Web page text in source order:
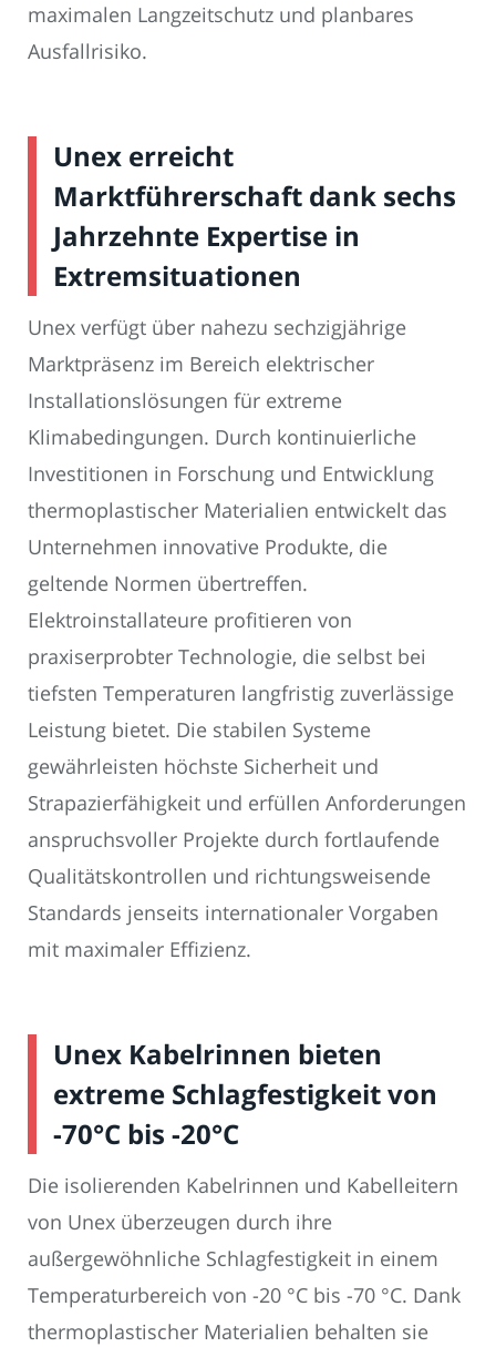
maximalen Langzeitschutz und planbares
Ausfallrisiko.
Unex erreicht
Marktführerschaft dank sechs
Jahrzehnte Expertise in
Extremsituationen
Unex verfügt über nahezu sechzigjährige
Marktpräsenz im Bereich elektrischer
Installationslösungen für extreme
Klimabedingungen. Durch kontinuierliche
Investitionen in Forschung und Entwicklung
thermoplastischer Materialien entwickelt das
Unternehmen innovative Produkte, die
geltende Normen übertreffen.
Elektroinstallateure profitieren von
praxiserprobter Technologie, die selbst bei
tiefsten Temperaturen langfristig zuverlässige
Leistung bietet. Die stabilen Systeme
gewährleisten höchste Sicherheit und
Strapazierfähigkeit und erfüllen Anforderungen
anspruchsvoller Projekte durch fortlaufende
Qualitätskontrollen und richtungsweisende
Standards jenseits internationaler Vorgaben
mit maximaler Effizienz.
Unex Kabelrinnen bieten
extreme Schlagfestigkeit von
-70°C bis -20°C
Die isolierenden Kabelrinnen und Kabelleitern
von Unex überzeugen durch ihre
außergewöhnliche Schlagfestigkeit in einem
Temperaturbereich von -20 °C bis -70 °C. Dank
thermoplastischer Materialien behalten sie